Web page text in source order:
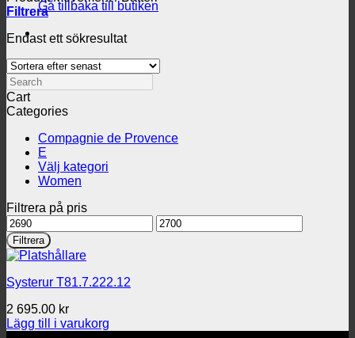
Gå tillbaka till butiken
Filtrera
Endast ett sökresultat
Search
Cart
Categories
Compagnie de Provence
E
Välj kategori
Women
Filtrera på pris
Min
pris
Max
pris
Filtrera
Systerur T81.7.222.12
2 695.00 kr
Lägg till i varukorg